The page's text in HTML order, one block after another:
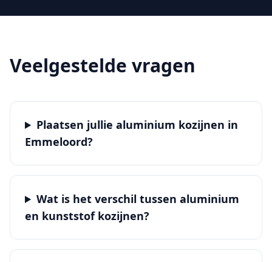
Veelgestelde vragen
Plaatsen jullie aluminium kozijnen in
Emmeloord?
Wat is het verschil tussen aluminium
en kunststof kozijnen?